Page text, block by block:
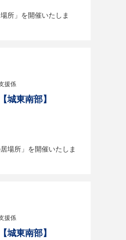
所」を開催いたしま
援係
城東南部】
場所」を開催いたしま
援係
城東南部】